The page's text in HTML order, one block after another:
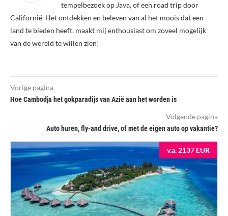
tempelbezoek op Java, of een road trip door
Californië. Het ontdekken en beleven van al het moois dat een
land te bieden heeft, maakt mij enthousiast om zoveel mogelijk
van de wereld te willen zien!
Vorige pagina
Hoe Cambodja het gokparadijs van Azië aan het worden is
Volgende pagina
Auto huren, fly-and drive, of met de eigen auto op vakantie?
v.a. 2137 EUR